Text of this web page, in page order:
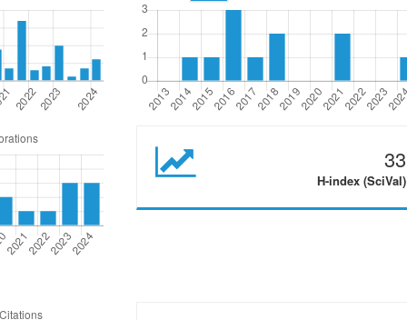
33
H-index (SciVal)